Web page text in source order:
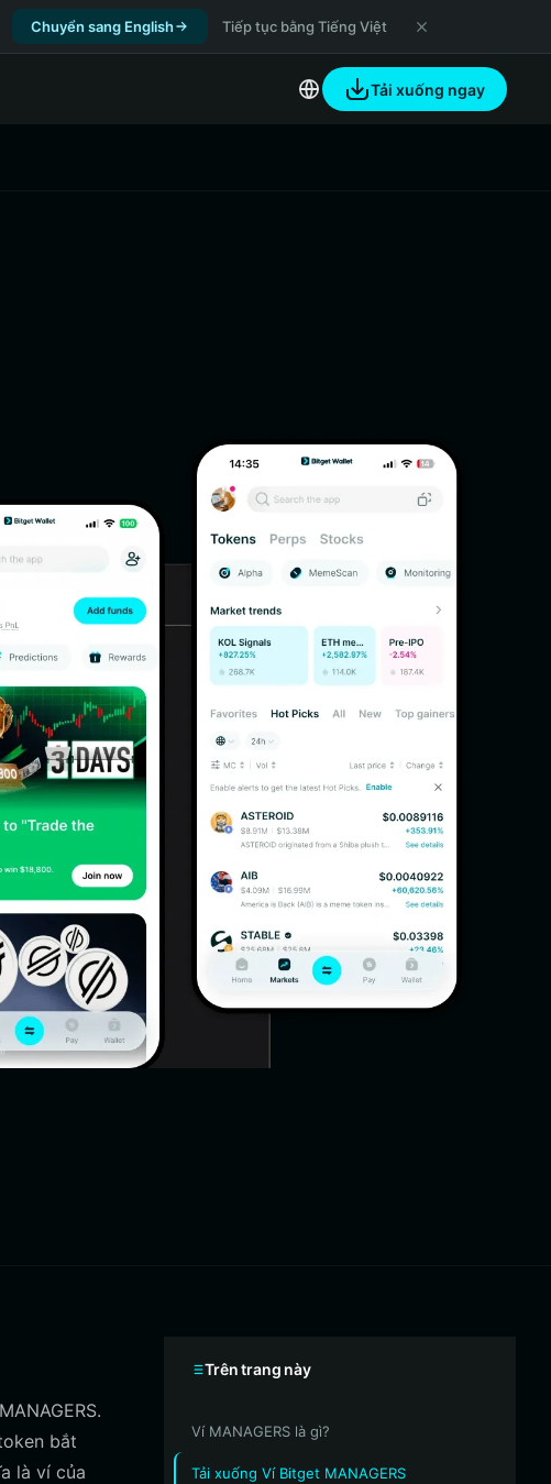
Chuyển sang English Tiếp tục bằng Tiếng Việt
Tải xuống ngay
bắt
là ví của
Trên trang này
Ví MANAGERS là gì?
Tải xuống Ví Bitget MANAGERS